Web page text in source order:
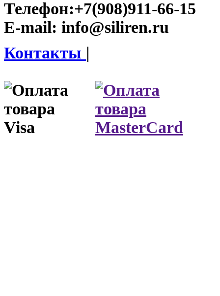
Телефон:+7(908)911-66-15
E-mail: info@siliren.ru
Контакты |